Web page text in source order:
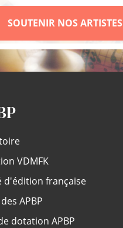
SOUTENIR NOS ARTISTES
VDMFK
d'édition française
APBP
dotation APBP